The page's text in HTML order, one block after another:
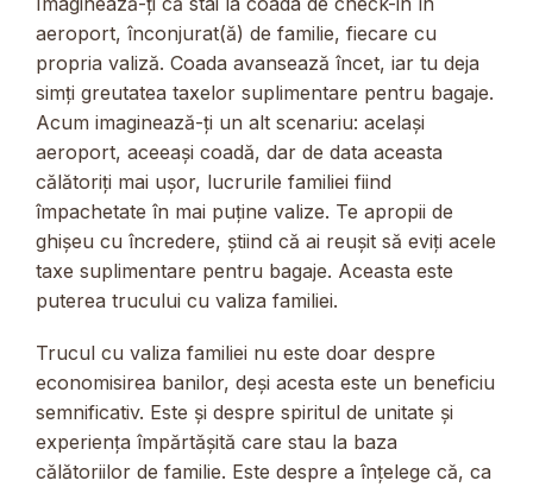
aeroport, înconjurat(ă) de familie, fiecare cu
propria valiză. Coada avansează încet, iar tu deja
simți greutatea taxelor suplimentare pentru bagaje.
Acum imaginează-ți un alt scenariu: același
aeroport, aceeași coadă, dar de data aceasta
călătoriți mai ușor, lucrurile familiei fiind
împachetate în mai puține valize. Te apropii de
ghișeu cu încredere, știind că ai reușit să eviți acele
taxe suplimentare pentru bagaje. Aceasta este
puterea trucului cu valiza familiei.
Trucul cu valiza familiei nu este doar despre
economisirea banilor, deși acesta este un beneficiu
semnificativ. Este și despre spiritul de unitate și
experiența împărtășită care stau la baza
călătoriilor de familie. Este despre a înțelege că, ca